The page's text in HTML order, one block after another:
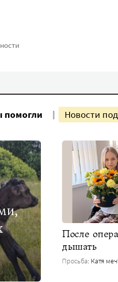
помогли Новости
После
дышать
Просьба: Катя